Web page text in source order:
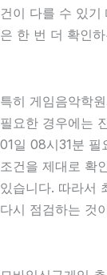
건이 다를 수 있
은 한 번 더 확인
특히 게임음악학
필요한 경우에는
01일 08시31분 필
조건을 제대로 확
있습니다. 따라서
다시 점검하는 것